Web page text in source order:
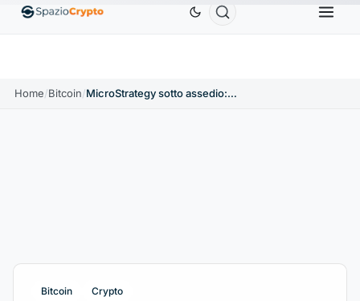
EthereumETH1.880,58 USD TetherUSDT ↑0.00%
Home/Bitcoin/ MicroStrategy sotto assedio: il crollo di Bitcoin brucia miliardi di valore
Bitcoin Crypto